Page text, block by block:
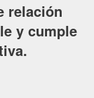
relación
y cumple